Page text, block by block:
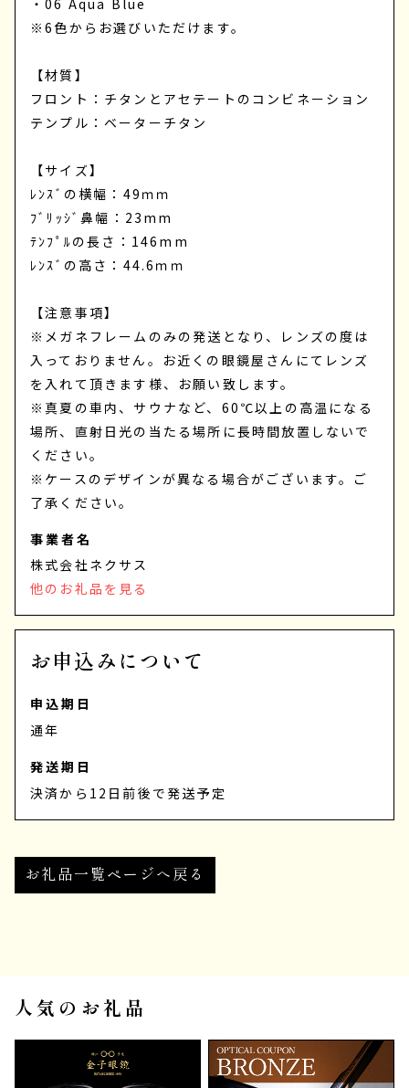
※6色からお選びいただけます。
【材質】
フロント：チタンとアセテートのコンビネーション
テンプル：ベーターチタン
【サイズ】
ﾚﾝｽﾞの横幅：49ｍｍ
ﾌﾞﾘｯｼﾞ鼻幅：23mm
ﾃﾝﾌﾟﾙの長さ：146mm
ﾚﾝｽﾞの高さ：44.6ｍｍ
【注意事項】
※メガネフレームのみの発送となり、レンズの度は
入っておりません。お近くの眼鏡屋さんにてレンズ
を入れて頂きます様、お願い致します。
※真夏の車内、サウナなど、60℃以上の高温になる
場所、直射日光の当たる場所に長時間放置しないで
ください。
※ケースのデザインが異なる場合がございます。ご
了承ください。
事業者名
株式会社ネクサス
他のお礼品を見る
お申込みについて
申込期日
通年
発送期日
決済から12日前後で発送予定
お礼品一覧ページへ戻る
人気のお礼品